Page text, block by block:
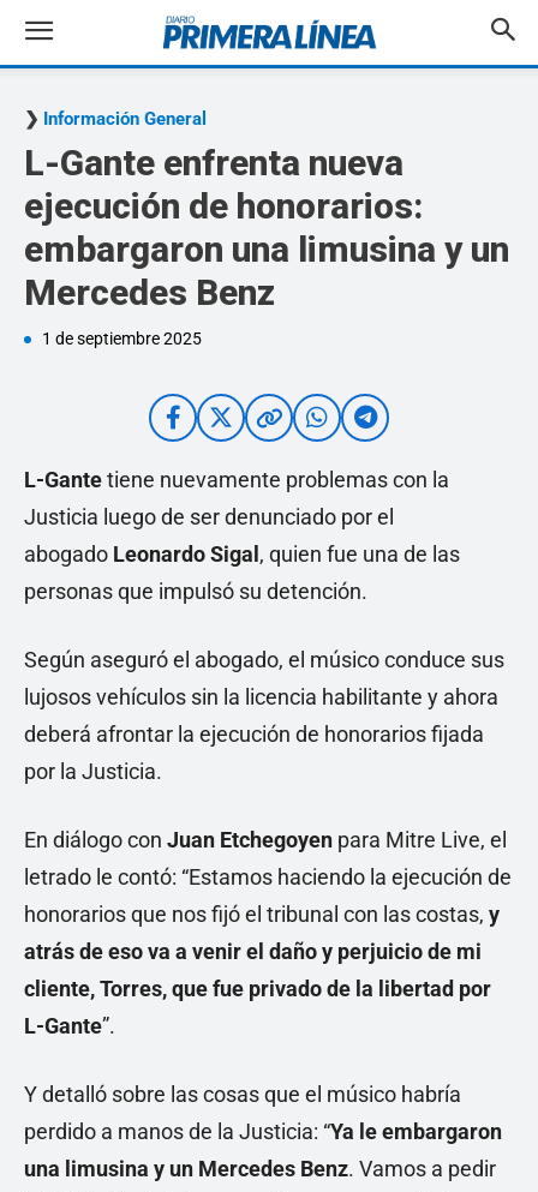
Información General
L-Gante enfrenta nueva
ejecución de honorarios:
embargaron una limusina y un
Mercedes Benz
1 de septiembre 2025
L-Gantetiene nuevamente problemas con la
Justicia luego de ser denunciado por el
abogado Leonardo Sigal , quien fue una de las
personas que impulsó su detención.
Según aseguró el abogado, el músico conduce sus
lujosos vehículos sin la licencia habilitante y ahora
deberá afrontar la ejecución de honorarios fijada
por la Justicia.
En diálogo con Juan Etchegoyen para Mitre Live, el
letrado le contó: “Estamos haciendo la ejecución de
honorarios que nos fijó el tribunal con las costas, y
atrás de eso va a venir el daño y perjuicio de mi
cliente, Torres, que fue privado de la libertad por
L-Gante”.
Y detalló sobre las cosas que el músico habría
perdido a manos de la Justicia: “Ya le embargaron
una limusina y un Mercedes Benz. Vamos a pedir